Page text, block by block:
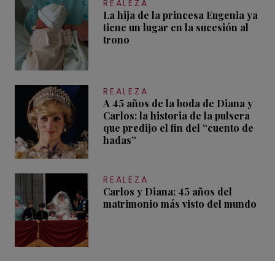
REALEZA
La hija de la princesa Eugenia ya
tiene un lugar en la sucesión al
trono
REALEZA
A 45 años de la boda de Diana y
Carlos: la historia de la pulsera
que predijo el fin del “cuento de
hadas”
REALEZA
Carlos y Diana: 45 años del
matrimonio más visto del mundo